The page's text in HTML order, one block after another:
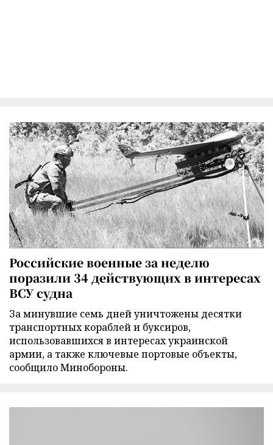
Российские военные за неделю
поразили 34 действующих в интересах
ВСУ судна
За минувшие семь дней уничтожены десятки
транспортных кораблей и буксиров,
использовавшихся в интересах украинской
армии, а также ключевые портовые объекты,
сообщило Минобороны.